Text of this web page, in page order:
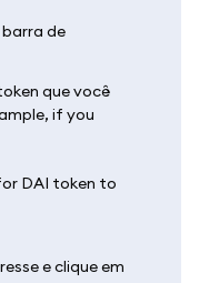
de
que você
if you
e clique em